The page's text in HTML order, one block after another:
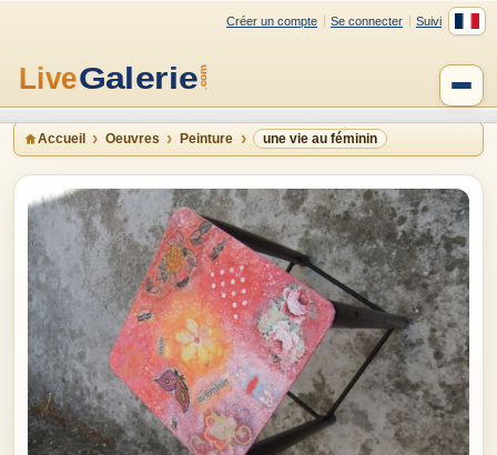
Créer un compte Se connecter Suivi
Accueil Oeuvres Peinture une vie au féminin